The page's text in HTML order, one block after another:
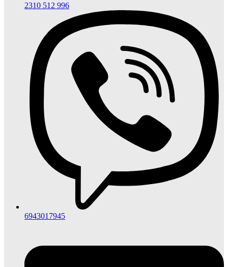
2310 512 996
6943017945